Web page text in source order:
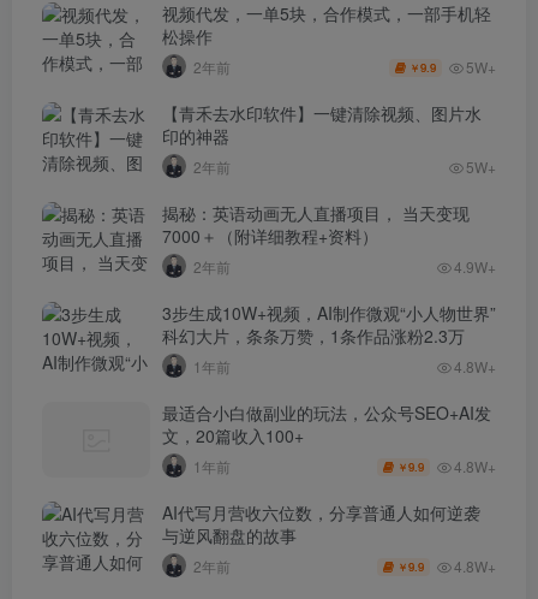
视频代发，一单5块，合作模式，一部手机轻
松操作
2年前 ￥9.9 5W+
【青禾去水印软件】一键清除视频、图片水
印的神器
2年前 5W+
揭秘：英语动画无人直播项目， 当天变现
7000＋（附详细教程+资料）
2年前 4.9W+
3步生成10W+视频，AI制作微观“小人物世界”
科幻大片，条条万赞，1条作品涨粉2.3万
1年前 4.8W+
最适合小白做副业的玩法，公众号SEO+AI发
文，20篇收入100+
1年前 ￥9.9 4.8W+
AI代写月营收六位数，分享普通人如何逆袭
与逆风翻盘的故事
2年前 ￥9.9 4.8W+